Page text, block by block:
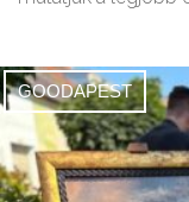
GOODAPEST